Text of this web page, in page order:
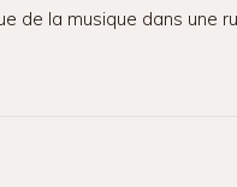
de la musique dans une